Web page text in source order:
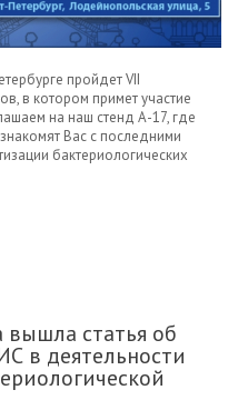
пройдет VII
в котором примет участие
на наш стенд А-17, где
Вас с последними
бактериологических
статья об
в деятельности